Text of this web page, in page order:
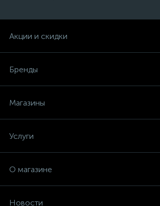
Акции и скидки
Бренды
Магазины
Услуги
О магазине
Новости